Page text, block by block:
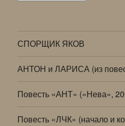
СПОРЩИК ЯКОВ
АНТОН и ЛАРИСА (из
Повесть «АНТ» («Нева»,
Повесть «ЛЧК» (начало и